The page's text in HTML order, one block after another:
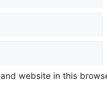
website in this